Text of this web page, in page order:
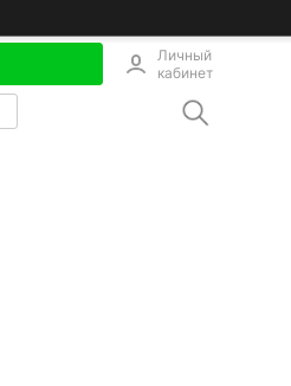
Личный
кабинет